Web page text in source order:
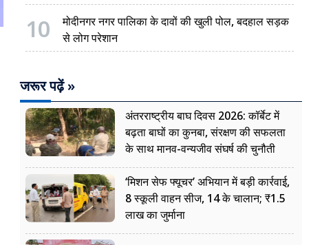
10
मोदीनगर नगर पालिका के दावों की खुली पोल, बदहाल सड़क
से लोग परेशान
जरूर पढ़ें »
अंतरराष्ट्रीय बाघ दिवस 2026: कॉर्बेट में
बढ़ता बाघों का कुनबा, संरक्षण की सफलता
के साथ मानव-वन्यजीव संघर्ष की चुनौती
‘मिशन सेफ फ्यूचर’ अभियान में बड़ी कार्रवाई,
8 स्कूली वाहन सीज, 14 के चालान; ₹1.5
लाख का जुर्माना